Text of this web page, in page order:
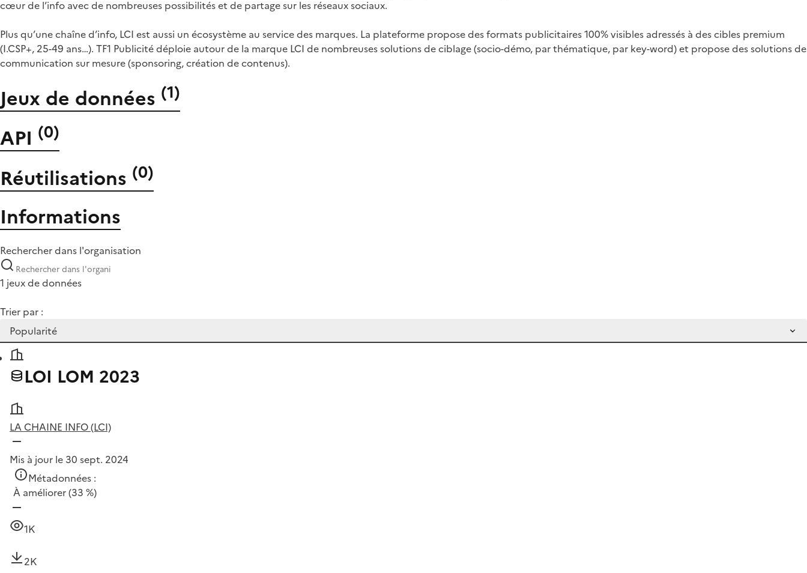
cœur de l’info avec de nombreuses possibilités et de partage sur les réseaux sociaux.
Plus qu’une chaîne d’info, LCI est aussi un écosystème au service des marques. La plateforme propose des formats publicitaires 100% visibles adressés à des cibles premium
(I.CSP+, 25-49 ans…). TF1 Publicité déploie autour de la marque LCI de nombreuses solutions de ciblage (socio-démo, par thématique, par key-word) et propose des solutions de
communication sur mesure (sponsoring, création de contenus).
Jeux de données (1)
API (0)
Réutilisations (0)
Informations
Rechercher dans l'organisation
1 jeux de données
Trier par :
LOI LOM 2023
LA CHAINE INFO (LCI)
Mis à jour le 30 sept. 2024
Métadonnées :
À améliorer(33 %)
1K
2K